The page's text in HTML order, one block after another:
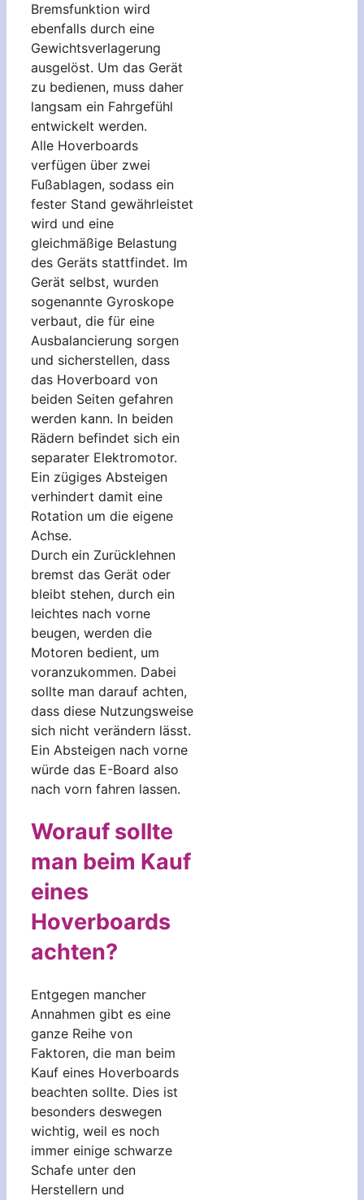
Bremsfunktion wird
ebenfalls durch eine
Gewichtsverlagerung
ausgelöst. Um das Gerät
zu bedienen, muss daher
langsam ein Fahrgefühl
entwickelt werden.
Alle Hoverboards
verfügen über zwei
Fußablagen, sodass ein
fester Stand gewährleistet
wird und eine
gleichmäßige Belastung
des Geräts stattfindet. Im
Gerät selbst, wurden
sogenannte Gyroskope
verbaut, die für eine
Ausbalancierung sorgen
und sicherstellen, dass
das Hoverboard von
beiden Seiten gefahren
werden kann. In beiden
Rädern befindet sich ein
separater Elektromotor.
Ein zügiges Absteigen
verhindert damit eine
Rotation um die eigene
Achse.
Durch ein Zurücklehnen
bremst das Gerät oder
bleibt stehen, durch ein
leichtes nach vorne
beugen, werden die
Motoren bedient, um
voranzukommen. Dabei
sollte man darauf achten,
dass diese Nutzungsweise
sich nicht verändern lässt.
Ein Absteigen nach vorne
würde das E-Board also
nach vorn fahren lassen.
Worauf sollte
man beim Kauf
eines
Hoverboards
achten?
Entgegen mancher
Annahmen gibt es eine
ganze Reihe von
Faktoren, die man beim
Kauf eines Hoverboards
beachten sollte. Dies ist
besonders deswegen
wichtig, weil es noch
immer einige schwarze
Schafe unter den
Herstellern und